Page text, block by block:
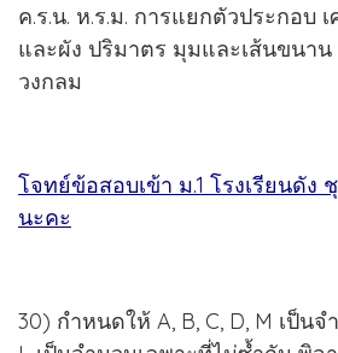
ค.ร.น. ห.ร.ม. การแยกตัวประกอบ
และผัง ปริมาตร มุมและเส้นขนาน
วงกลม
โจทย์ข้อสอบเข้า ม.1 โรงเรียนดัง
นะคะ
30) กำหนดให้ A, B, C, D, M เป็น